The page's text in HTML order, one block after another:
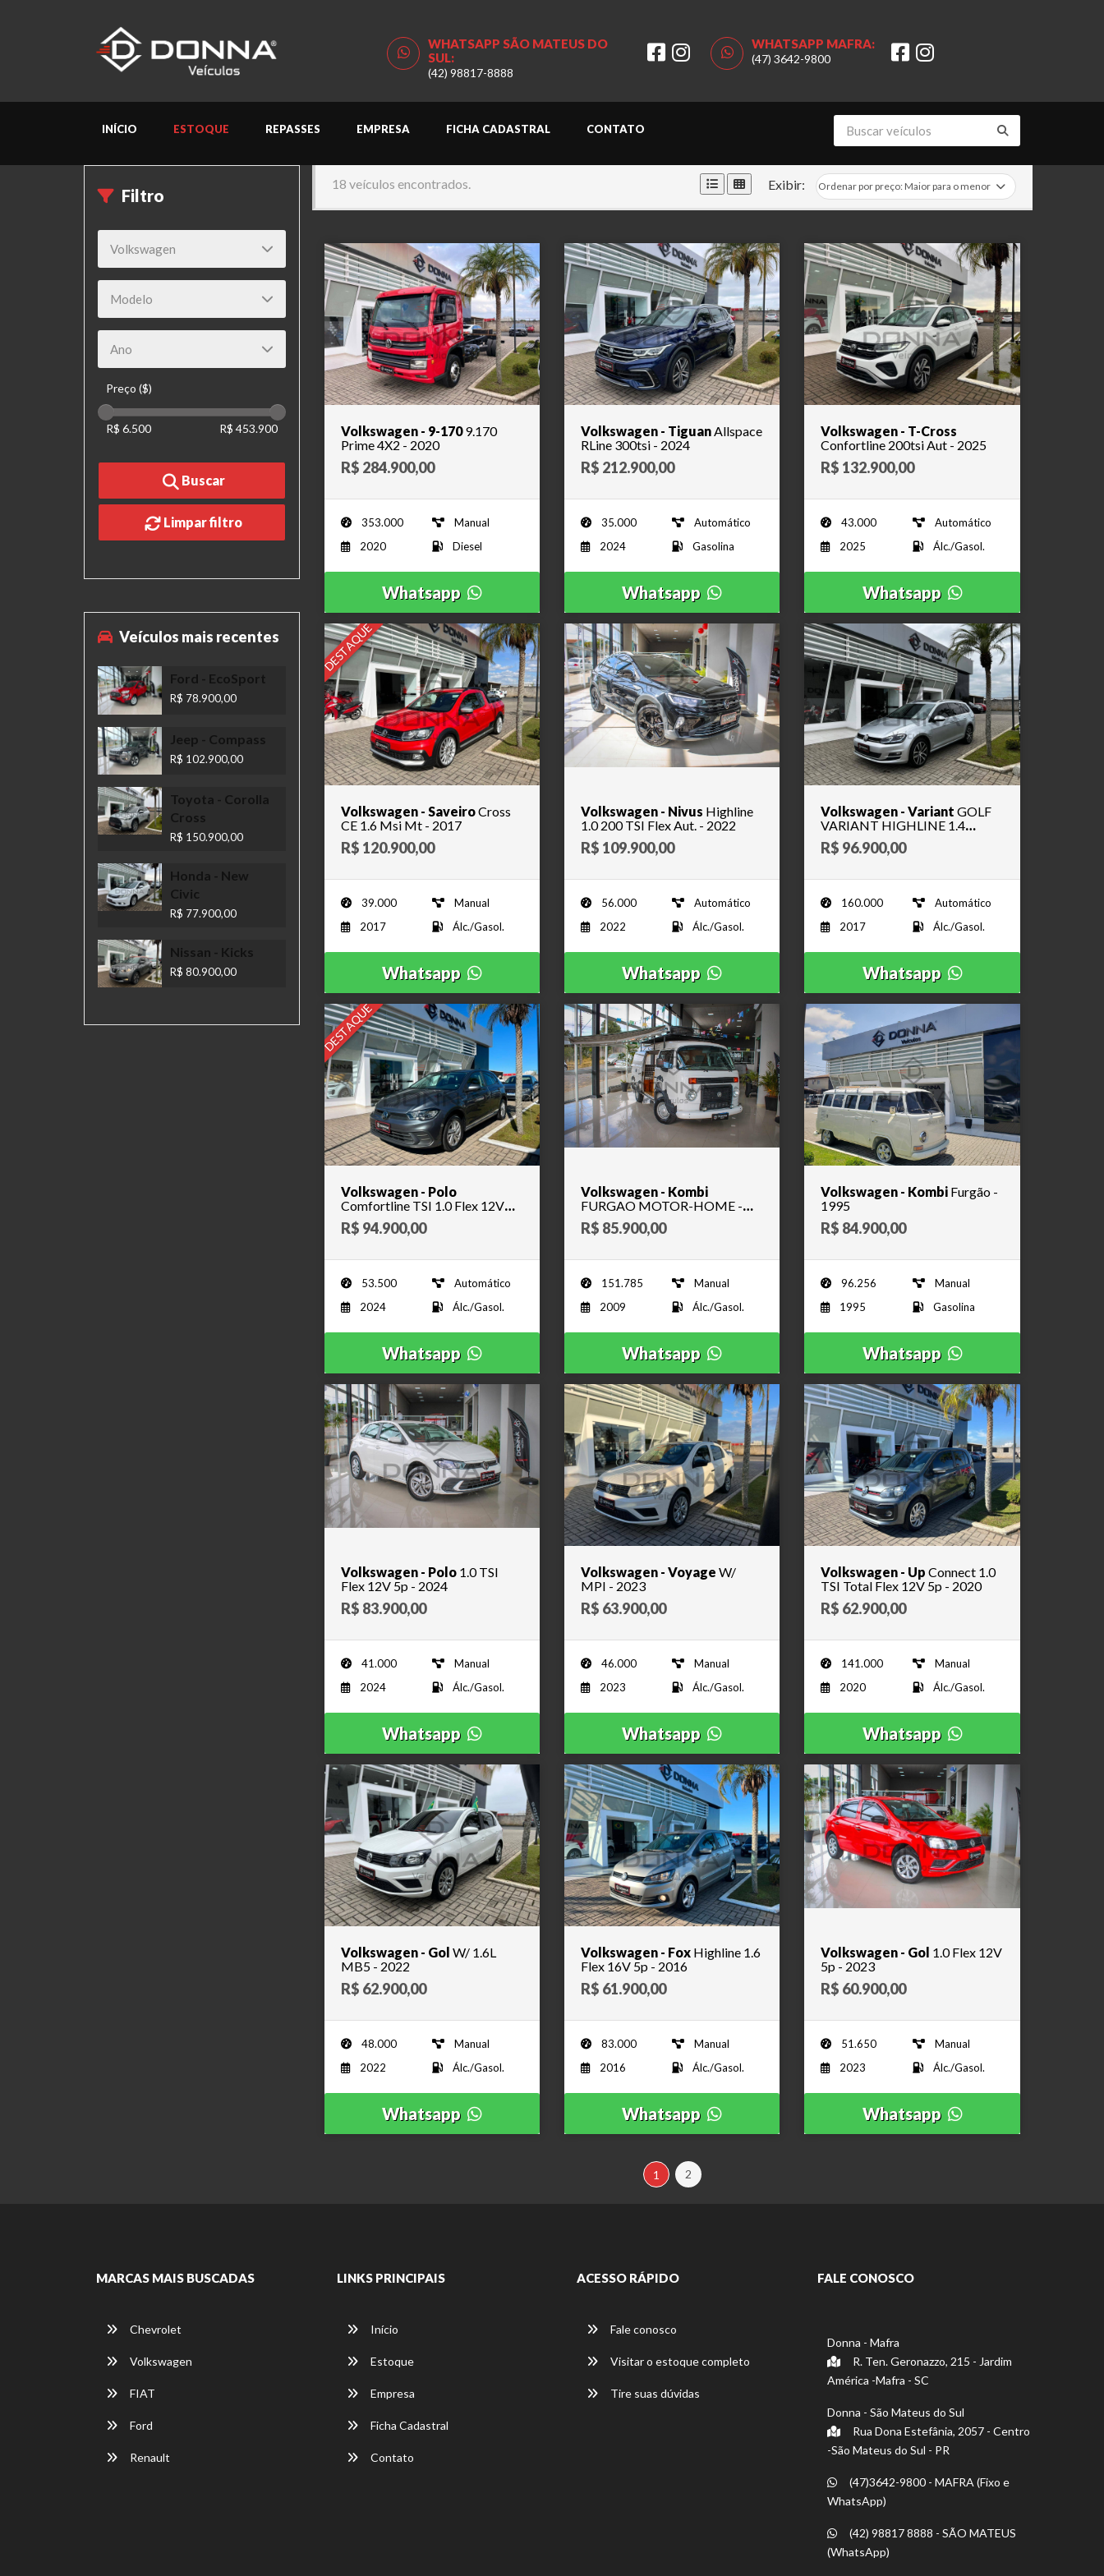
WHATSAPP MAFRA:
(47) 3642-9800
WHATSAPP SÃO MATEUS DO
SUL:
(42) 98817-8888
INÍCIO ESTOQUE REPASSES EMPRESA FICHA CADASTRAL CONTATO
18 veículos encontrados. Exibir:
Volkswagen - 9-170 9.170
Prime 4X2 - 2020
R$ 284.900,00
353.000
Manual
2020
Diesel
Whatsapp
Volkswagen - Tiguan Allspace
RLine 300tsi - 2024
R$ 212.900,00
35.000
Automático
2024
Gasolina
Whatsapp
Volkswagen - T-Cross
Confortline 200tsi Aut - 2025
R$ 132.900,00
43.000
Automático
2025
Álc./Gasol.
Whatsapp
DESTAQUE
Volkswagen - SaveiroCross
CE 1.6 Msi Mt - 2017
R$ 120.900,00
39.000
Manual
2017
Álc./Gasol.
Whatsapp
Volkswagen - Nivus Highline
1.0 200 TSI Flex Aut. - 2022
R$ 109.900,00
56.000
Automático
2022
Álc./Gasol.
Whatsapp
Volkswagen - Variant GOLF
VARIANT HIGHLINE 1.4
TIPTRONIC - 2017
R$ 96.900,00
160.000
Automático
2017
Álc./Gasol.
Whatsapp
DESTAQUE
Volkswagen - Polo
Comfortline TSI 1.0 Flex 12V
Aut. - 2024
R$ 94.900,00
53.500
Automático
2024
Álc./Gasol.
Whatsapp
Volkswagen - Kombi
FURGAO MOTOR-HOME -
2009
R$ 85.900,00
151.785
Manual
2009
Álc./Gasol.
Whatsapp
Volkswagen - Kombi Furgão -
1995
R$ 84.900,00
96.256
Manual
1995
Gasolina
Whatsapp
Volkswagen - Polo 1.0 TSI
Flex 12V 5p - 2024
R$ 83.900,00
41.000
Manual
2024
Álc./Gasol.
Whatsapp
Volkswagen - Voyage W/
MPI - 2023
R$ 63.900,00
46.000
Manual
2023
Álc./Gasol.
Whatsapp
Volkswagen - Up Connect 1.0
TSI Total Flex 12V 5p - 2020
R$ 62.900,00
141.000
Manual
2020
Álc./Gasol.
Whatsapp
Volkswagen - Gol W/ 1.6L
MB5 - 2022
R$ 62.900,00
48.000
Manual
2022
Álc./Gasol.
Whatsapp
Volkswagen - Fox Highline 1.6
Flex 16V 5p - 2016
R$ 61.900,00
83.000
Manual
2016
Álc./Gasol.
Whatsapp
Volkswagen - Gol 1.0 Flex 12V
5p - 2023
R$ 60.900,00
51.650
Manual
2023
Álc./Gasol.
Whatsapp
1 2
Filtro
Preço ($)
R$ 6.500 R$ 453.900
Buscar
Limpar filtro
Veículos mais recentes
Ford - EcoSport
R$ 78.900,00
Jeep - Compass
R$ 102.900,00
Toyota - Corolla
Cross
R$ 150.900,00
Honda - New
Civic
R$ 77.900,00
Nissan - Kicks
R$ 80.900,00
MARCAS MAIS BUSCADAS
Chevrolet
Volkswagen
FIAT
Ford
Renault
LINKS PRINCIPAIS
Início
Estoque
Empresa
Ficha Cadastral
Contato
ACESSO RÁPIDO
Fale conosco
Visitar o estoque completo
Tire suas dúvidas
FALE CONOSCO
R. Ten. Geronazzo, 215 - Jardim
América -Mafra - SC
Donna - Mafra
Rua Dona Estefânia, 2057 - Centro
-São Mateus do Sul - PR
Donna - São Mateus do Sul
(47)3642-9800 - MAFRA (Fixo e
WhatsApp)
(42) 98817 8888 - SÃO MATEUS
(WhatsApp)